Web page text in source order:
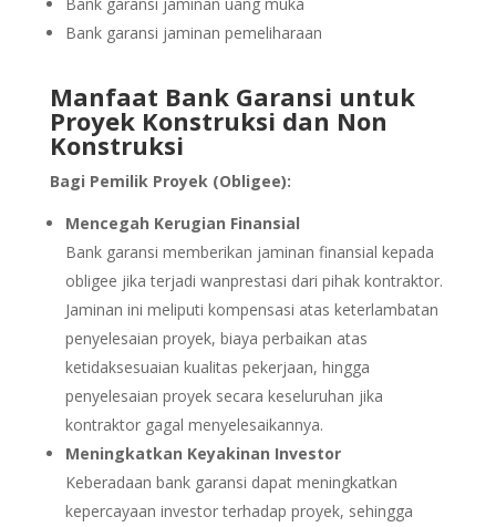
Bank garansi jaminan pemeliharaan
Manfaat Bank Garansi untuk
Proyek Konstruksi dan Non
Konstruksi
Bagi Pemilik Proyek (Obligee):
Mencegah Kerugian Finansial
Bank garansi memberikan jaminan finansial kepada
obligee jika terjadi wanprestasi dari pihak kontraktor.
Jaminan ini meliputi kompensasi atas keterlambatan
penyelesaian proyek, biaya perbaikan atas
ketidaksesuaian kualitas pekerjaan, hingga
penyelesaian proyek secara keseluruhan jika
kontraktor gagal menyelesaikannya.
Meningkatkan Keyakinan Investor
Keberadaan bank garansi dapat meningkatkan
kepercayaan investor terhadap proyek, sehingga